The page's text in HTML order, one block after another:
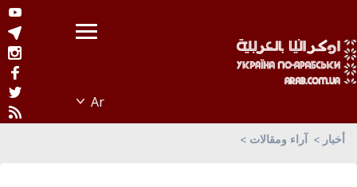
أخبار آراء ومقالات